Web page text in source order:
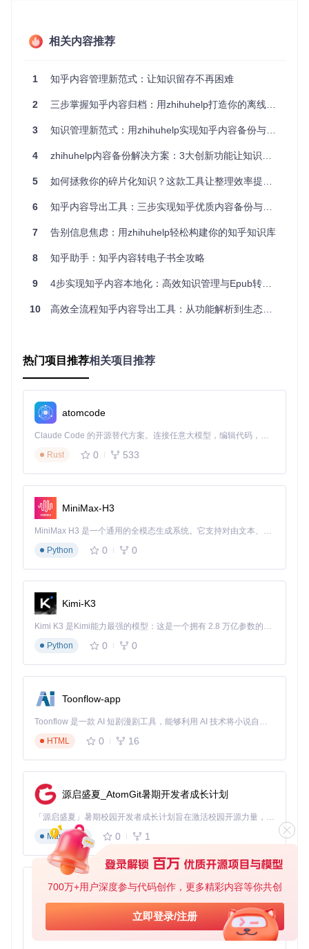
700万+用户深度参与代码创作，更多精彩内容等你共创
立即登录/注册
你是否经历过想整理某个主题的内容时，需要分别处理回答、
题、收藏夹等全类型内容的批量获取，通过统一的任务配置系
原本需要3小时手动复制粘贴的内容，现在只需5分钟配置即可
痛点二：格式混乱阅读体验差 → 智能排版引擎
从网页上复制的内容往往格式错乱，图片丢失，严重影响阅读
式、调整图片布局、生成目录结构，确保最终输出的电子书符
书阅读器上完美展示，图文排版清晰有序，阅读体验媲美正式
务。zhihuhelp的批量任务队列 支持同时创建多个处理任务，
果：一次配置即可处理上百个知乎链接，后台自动运行，完成
运行zhihuhelp的基础环境，如果你还没有安装，可以访问Nod
e.js官网获取最新版本。
打开终端，执行以下命令克隆项目代码库：
进入项目目录并安装依赖：
cd
复制示例配置文件并根据需求修改：
编辑config.json文件，设置电子书标题、作者信息、内容
来源等参数
启动应用程序：
在打开的界面中粘贴知乎内容链接，点击"开始处理"按钮
处理完成后，在output目录中找到生成的Epub文件
常见问题解答
Q: 运行时提示"网络请求失败"怎么办？
A: 这通常是由于网络连接问题或请求频率限制导致的。你可以
尝试在config.json中调整"requestInterval"参数（建议设置为3
000-5000毫秒），或检查网络代理设置。
Q: 生成的电子书缺少部分图片怎么办？
mageForceDownload"选项，强制下载所有图片资源。
Q: 如何实现定期自动备份知乎内容？
A: 你可以结合系统定时任务（如crontab）和zhihuhelp的命令
行模式，设置定期执行的自动化脚本，实现内容的定时备份。
应用案例分享
案例一：学术研究者的文献管理
某高校研究生小王使用zhihuhelp整理"人工智能"相关话题下的
相关内容推荐
1 知乎内容管理新范式：让知识留存不再困难
2 三步掌握知乎内容归档：用zhihuhelp打造你的离线知识库
3 知识管理新范式：用zhihuhelp实现知乎内容备份与体系化构建
4 zhihuhelp内容备份解决方案：3大创新功能让知识管理效率提升80%
5 如何拯救你的碎片化知识？这款工具让整理效率提升10倍
6 知乎内容导出工具：三步实现知乎优质内容备份与电子书制作
7 告别信息焦虑：用zhihuhelp轻松构建你的知乎知识库
8 知乎助手：知乎内容转电子书全攻略
9 4步实现知乎内容本地化：高效知识管理与Epub转换全指南
10 高效全流程知乎内容导出工具：从功能解析到生态扩展
热门项目推荐相关项目推荐
atomcode
Claude Code 的开源替代方案。连接任意大模型，编辑代码，运行命令，自动验证 — 全自动执行。用 Rust 构建，极致性能。 ｜ An open-source alternative to Claude Code. Connect any LLM, edit code, run commands, and verify changes — autonomously. Built in Rust for speed. Get Started
Rust
0 533
MiniMax-H3
MiniMax H3 是一个通用的全模态生成系统。它支持对由文本、图像、视频和音频组成的多模态上下文进行统一理解，并能生成分辨率高达 2K、时长可达 15 秒的带原生立体声音频的视频。得益于面向任务泛化的系统设计，H3 在预训练阶段就已具备广泛的多模态上下文理解与生成能力，能够出色地执行复杂的多模态指令。
Python
0 0
Kimi-K3
Kimi K3 是Kimi能力最强的模型：这是一个拥有 2.8 万亿参数的混合专家（MoE）模型，具备原生视觉理解能力，并支持 100 万 token 的上下文窗口。
Python
0 0
Toonflow-app
Toonflow 是一款 AI 短剧漫剧工具，能够利用 AI 技术将小说自动转化为剧本，并结合 AI 生成的图片和视频，实现高效的短剧创作。借助 Toonflow，可以轻松完成从文字到影像的全流程，让短剧制作变得更加智能与便捷。
HTML
0 16
源启盛夏_AtomGit暑期开发者成长计划
「源启盛夏」暑期校园开发者成长计划旨在激活校园开源力量，通过积分激励、认证扶持、资源倾斜等形式，引导高校组织和开发者完成「入驻 — 建项目 — 做贡献 — 获认证 — 得资源」的完整闭环。无论你是想带领社团入驻平台的组织者，还是希望用代码贡献证明自己的开发者，都能在这里找到属于你的成长路径。
Markdown
0 1
AionUi
免费、本地、开源的 24/7 全天候 Cowork 应用，以及适用于 Gemini CLI、Claude Code、Codex、OpenCode、Qwen Code、Goose CLI、Auggie 等的 OpenClaw | 🌟 喜欢就点star吧
TypeScript
0 6